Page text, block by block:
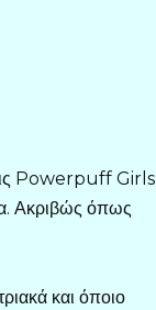
Powerpuff Girls
Ακριβώς όπως
και όποιο